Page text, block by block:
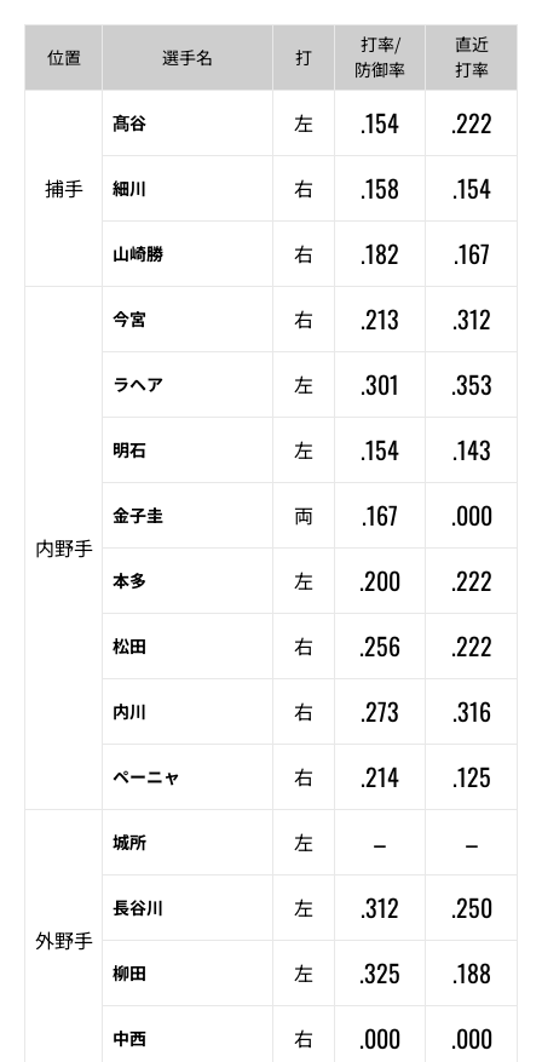
位置 選手名 打
打率/
防御率
直近
打率
捕手
髙谷 左 .154 .222
細川 右 .158 .154
山崎勝 右 .182 .167
内野手
今宮 右 .213 .312
ラヘア 左 .301 .353
明石 左 .154 .143
金子圭 両 .167 .000
本多 左 .200 .222
松田 右 .256 .222
内川 右 .273 .316
ペーニャ 右 .214 .125
外野手
城所 左 – –
長谷川 左 .312 .250
柳田 左 .325 .188
中西 右 .000 .000